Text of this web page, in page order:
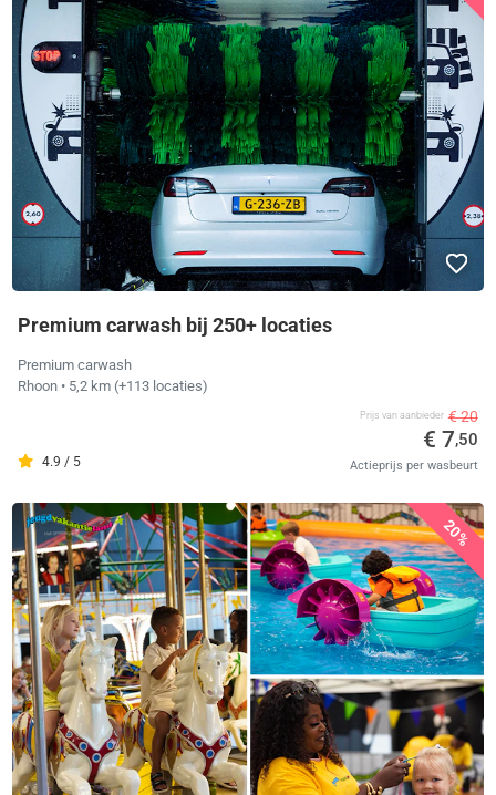
Premium carwash bij 250+ locaties
Premium carwash
Rhoon • 5,2 km (+113 locaties)
4.9 / 5
Prijs van aanbieder € 20
€ 7,50
Actieprijs per wasbeurt
20%